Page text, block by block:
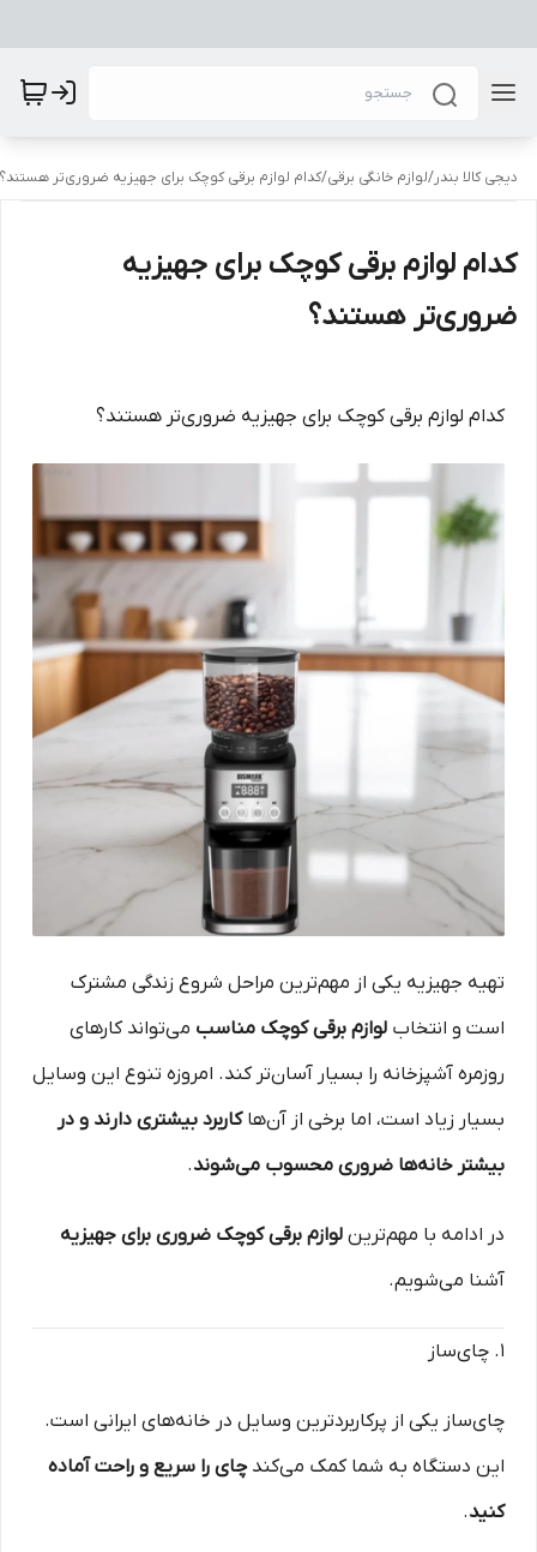
دیجی کالا بندر/لوازم خانگی برقی/کدام لوازم برقی کوچک برای جهیزیه ضروری‌تر هستند؟
کدام لوازم برقی کوچک برای جهیزیه
ضروری‌تر هستند؟
کدام لوازم برقی کوچک برای جهیزیه ضروری‌تر هستند؟
تهیه جهیزیه یکی از مهم‌ترین مراحل شروع زندگی مشترک
است و انتخاب لوازم برقی کوچک مناسب می‌تواند کارهای
روزمره آشپزخانه را بسیار آسان‌تر کند. امروزه تنوع این وسایل
بسیار زیاد است، اما برخی از آن‌هاکاربرد بیشتری دارند و در
بیشتر خانه‌ها ضروری محسوب می‌شوند.
در ادامه با مهم‌ترین لوازم برقی کوچک ضروری برای جهیزیه
آشنا می‌شویم.
۱. چای‌ساز
چای‌ساز یکی از پرکاربردترین وسایل در خانه‌های ایرانی است.
این دستگاه به شما کمک می‌کندچای را سریع و راحت آماده
کنید.